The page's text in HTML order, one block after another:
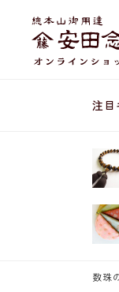
注目
数珠